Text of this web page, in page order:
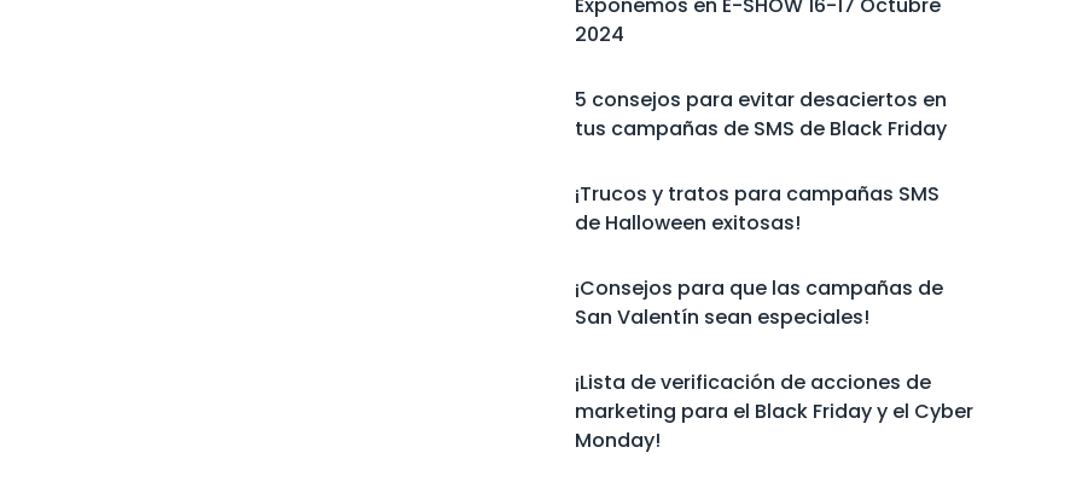
2024
5 consejos para evitar desaciertos en
tus campañas de SMS de Black Friday
¡Trucos y tratos para campañas SMS
de Halloween exitosas!
¡Consejos para que las campañas de
San Valentín sean especiales!
¡Lista de verificación de acciones de
marketing para el Black Friday y el Cyber
Monday!